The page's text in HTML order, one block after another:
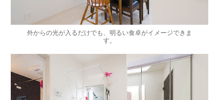
外からの光が入るだけでも、明るい食卓がイメージできま
す。